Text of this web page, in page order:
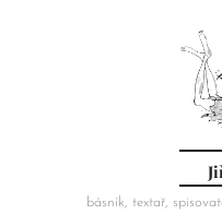
básník, textař,